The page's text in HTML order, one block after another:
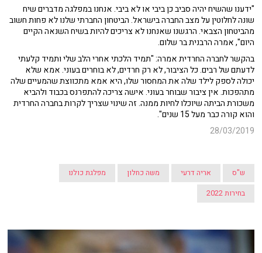
"ידענו שהשיח יהיה סביב כן ביבי או לא ביבי. אנחנו במפלגה מדברים שיח
שונה לחלוטין על מצב החברה בישראל. הביטחון החברתי שלנו לא פחות חשוב
מהביטחון הצבאי. הרגשנו שאנחנו לא צריכים להיות בשיח השנאה הקיים
היום", אמרה הרבנית בר שלום.
בהקשר לחברה החרדית אמרה: "תמיד הלכתי אחרי הלב שלי ותמיד קלעתי
לדעתם של רבים. כל הציבור, לא רק חרדים, לא בוחרים בעוני. אמא שלא
יכולה לספק לילד שלה את המחסור שלו, היא אמא מתכווצת שהמעיים שלה
מתהפכות. אין ציבור שבוחר בעוני. אישה צריכה להתפרנס בכבוד ולהביא
משכורת הביתה שיוכלו לחיות ממנה. זה שינוי שצריך לקרות בחברה החרדית
והוא קורה כבר מעל 15 שנים".
28/03/2019
ש"ס אריה דרעי משה כחלון
מפלגת כולנו
בחירות 2022